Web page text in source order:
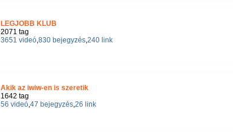
LEGJOBB KLUB
2071 tag
3651 videó,830 bejegyzés,240 link
Akik az iwiw-en is szeretik
1642 tag
56 videó,47 bejegyzés,26 link